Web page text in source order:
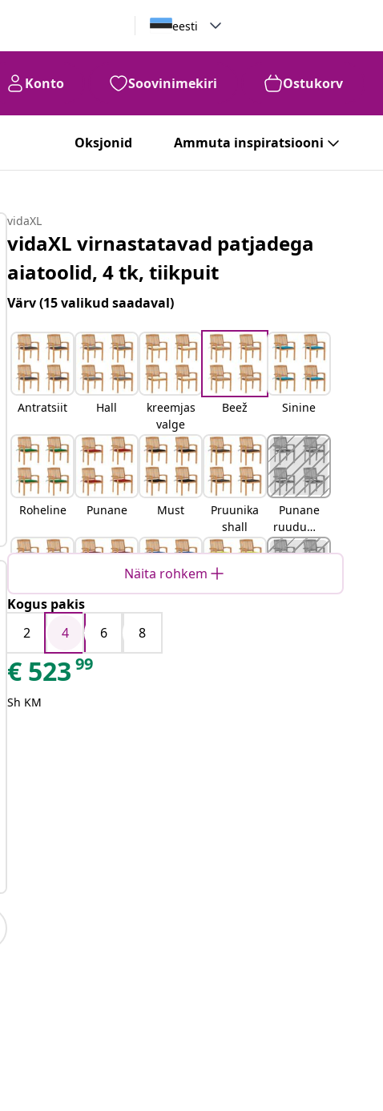
eesti
Konto Soovinimekiri Ostukorv
Oksjonid Ammuta inspiratsiooni
vidaXL
vidaXL virnastatavad patjadega
aiatoolid, 4 tk, tiikpuit
Värv(15 valikud saadaval)
Antratsiit Hall
kreemjas
valge
Beež Sinine
Roheline Punane Must
Pruunika
shall
Punane
ruudumu
ster
Hall
ruudumu
Veinipun
ane
Kuninglik
Näita rohkem
Kogus pakis
2
4 6 8
€ 523 99
Sh KM